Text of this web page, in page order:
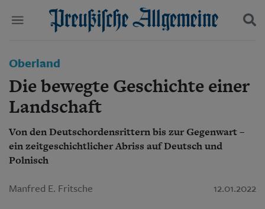
Wirtschaft
Leben
Geschichte
Ostpreußen
Suchen und finden
Oberland
Die bewegte Geschichte einer
Landschaft
Von den Deutschordensrittern bis zur Gegenwart –
ein zeitgeschichtlicher Abriss auf Deutsch und
Polnisch
Manfred E. Fritsche 12.01.2022